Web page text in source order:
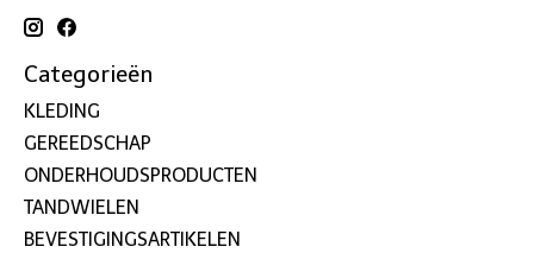
Categorieën
KLEDING
GEREEDSCHAP
ONDERHOUDSPRODUCTEN
TANDWIELEN
BEVESTIGINGSARTIKELEN